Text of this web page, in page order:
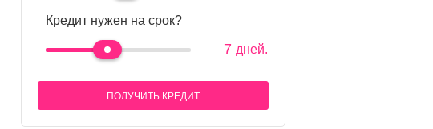
Кредит нужен на срок?
7 дней.
ПОЛУЧИТЬ КРЕДИТ